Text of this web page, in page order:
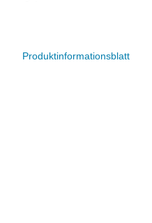
Produktinformationsblatt